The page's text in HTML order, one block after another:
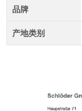
品牌
产地类别